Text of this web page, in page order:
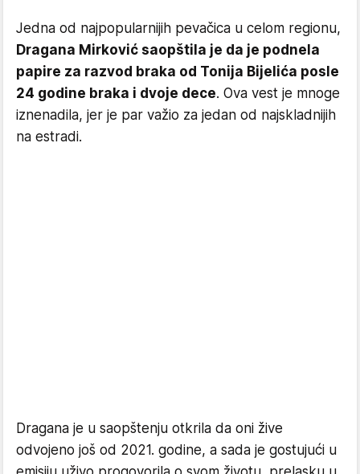
Jedna od najpopularnijih pevačica u celom regionu,
Dragana Mirković saopštila je da je podnela
papire za razvod braka od Tonija Bijelića posle
24 godine braka i dvoje dece. Ova vest je mnoge
iznenadila, jer je par važio za jedan od najskladnijih
na estradi.
Dragana je u saopštenju otkrila da oni žive
odvojeno još od 2021. godine, a sada je gostujući u